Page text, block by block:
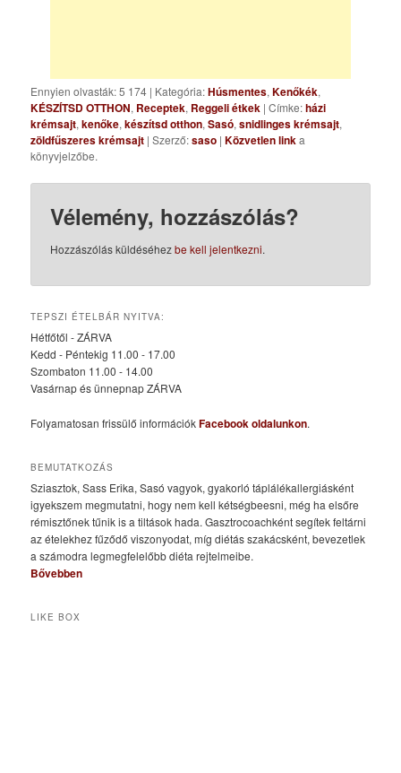
Ennyien olvasták: 5 174 | Kategória:Húsmentes,Kenőkék,
KÉSZÍTSD OTTHON, Receptek, Reggeli étkek | Címke:házi
krémsajt,kenőke,készítsd otthon,Sasó,snidlinges krémsajt,
zöldfűszeres krémsajt | Szerző:saso |Közvetlen linka
könyvjelzőbe.
Vélemény, hozzászólás?
Hozzászólás küldéséhezbe kell jelentkezni.
TEPSZI ÉTELBÁR NYITVA:
Hétfőtől - ZÁRVA
Kedd - Péntekig 11.00 - 17.00
Szombaton 11.00 - 14.00
Vasárnap és ünnepnap ZÁRVA
Folyamatosan frissülő információkFacebook oldalunkon.
BEMUTATKOZÁS
Sziasztok, Sass Erika, Sasó vagyok, gyakorló táplálékallergiásként
igyekszem megmutatni, hogy nem kell kétségbeesni, még ha elsőre
rémisztőnek tűnik is a tiltások hada. Gasztrocoachként segítek feltárni
az ételekhez fűződő viszonyodat, míg diétás szakácsként, bevezetlek
a számodra legmegfelelőbb diéta rejtelmeibe.
Bővebben
LIKE BOX